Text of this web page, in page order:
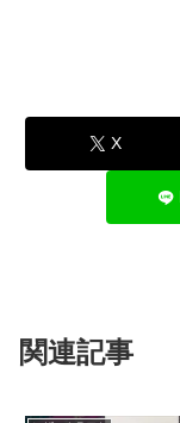
X
関連記事